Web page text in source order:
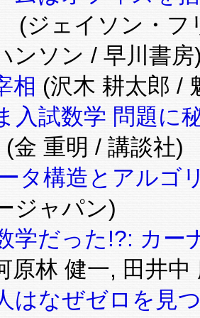
(ジェイソン・フ
ンソン / 早川書房
相 (沢木 耕太郎 /
入試数学 問題に
(金 重明 / 講談社)
タ構造とアルゴ
ジャパン)
学だった!?: カー
原林 健一, 田井
はなぜゼロを見